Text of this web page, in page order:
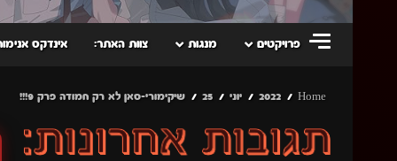
פרויקטים מנגות צוות האתר: אינדקס
Home
2022 יוני 25 שיקימורי-סאן לא רק חמודה פרק 9!!!